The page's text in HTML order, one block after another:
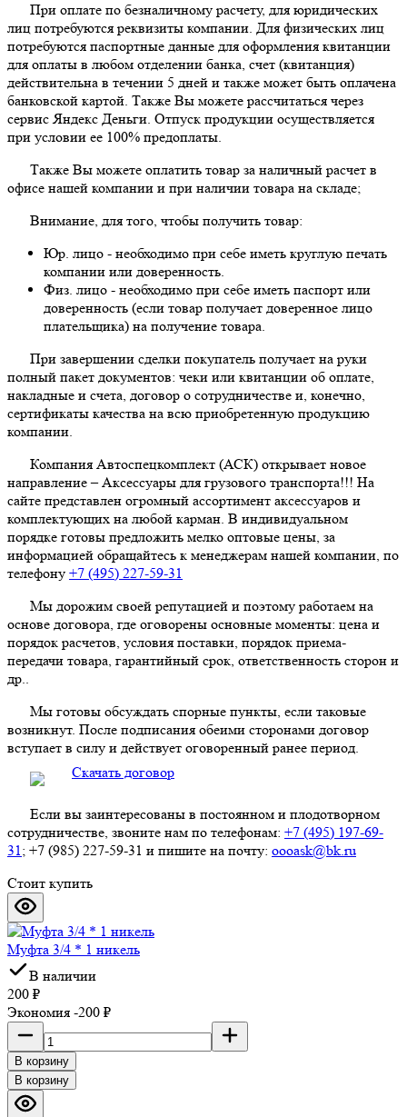
При оплате по безналичному расчету, для юридических
лиц потребуются реквизиты компании. Для физических лиц
потребуются паспортные данные для оформления квитанции
для оплаты в любом отделении банка, счет (квитанция)
действительна в течении 5 дней и также может быть оплачена
банковской картой. Также Вы можете рассчитаться через
сервис Яндекс Деньги. Отпуск продукции осуществляется
при условии ее 100% предоплаты.
Также Вы можете оплатить товар за наличный расчет в
офисе нашей компании и при наличии товара на складе;
Внимание, для того, чтобы получить товар:
Юр. лицо - необходимо при себе иметь круглую печать
компании или доверенность.
Физ. лицо - необходимо при себе иметь паспорт или
доверенность (если товар получает доверенное лицо
плательщика) на получение товара.
При завершении сделки покупатель получает на руки
полный пакет документов: чеки или квитанции об оплате,
накладные и счета, договор о сотрудничестве и, конечно,
сертификаты качества на всю приобретенную продукцию
компании.
Компания Автоспецкомплект (АСК) открывает новое
направление – Аксессуары для грузового транспорта!!! На
сайте представлен огромный ассортимент аксессуаров и
комплектующих на любой карман. В индивидуальном
порядке готовы предложить мелко оптовые цены, за
информацией обращайтесь к менеджерам нашей компании, по
телефону +7 (495) 227-59-31
Мы дорожим своей репутацией и поэтому работаем на
основе договора, где оговорены основные моменты: цена и
порядок расчетов, условия поставки, порядок приема-
передачи товара, гарантийный срок, ответственность сторон и
др..
Мы готовы обсуждать спорные пункты, если таковые
возникнут. После подписания обеими сторонами договор
вступает в силу и действует оговоренный ранее период.
Скачать договор
Если вы заинтересованы в постоянном и плодотворном
сотрудничестве, звоните нам по телефонам: +7 (495) 197-69-
31; +7 (985) 227-59-31 и пишите на почту: oooask@bk.ru
Стоит купить
Муфта 3/4 * 1 никель
В наличии
200 ₽
Экономия -200 ₽
В корзину
В корзину